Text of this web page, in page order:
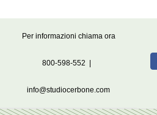
Per informazioni chiama ora
800-598-552
info@studiocerbone.com